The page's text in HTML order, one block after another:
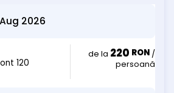
35 lei/adult/3 ore si 15 lei/copil/3
jacuzzi, sala fitness, salina cu
fantana de gheata, bazin cu apa
acces se poate modifica în orice
eventuale diferențe sau modificări
Aug 2026
120
de la 220 RON /
persoană